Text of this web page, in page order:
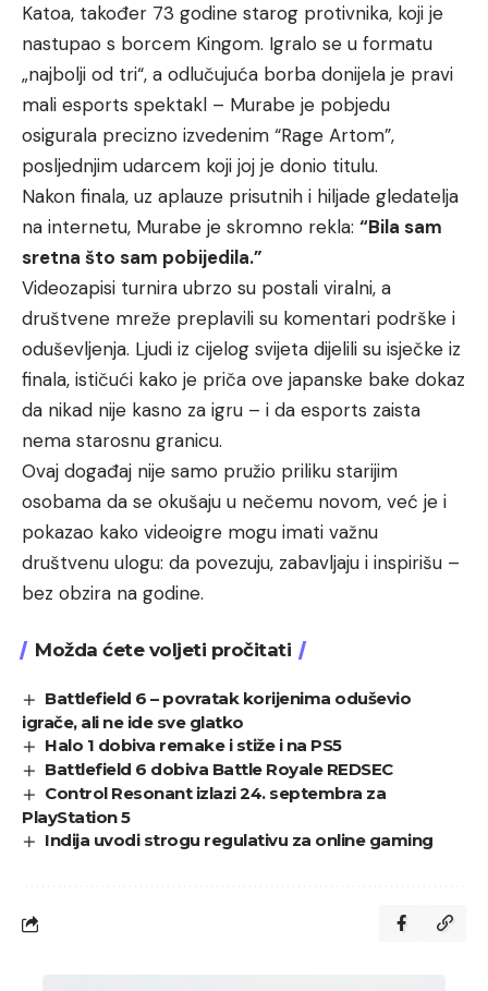
Katoa, također 73 godine starog protivnika, koji je
nastupao s borcem Kingom. Igralo se u formatu
„najbolji od tri“, a odlučujuća borba donijela je pravi
mali esports spektakl – Murabe je pobjedu
osigurala precizno izvedenim “Rage Artom”,
posljednjim udarcem koji joj je donio titulu.
Nakon finala, uz aplauze prisutnih i hiljade gledatelja
na internetu, Murabe je skromno rekla: “Bila sam
sretna što sam pobijedila.”
Videozapisi turnira ubrzo su postali viralni, a
društvene mreže preplavili su komentari podrške i
oduševljenja. Ljudi iz cijelog svijeta dijelili su isječke iz
finala, ističući kako je priča ove japanske bake dokaz
da nikad nije kasno za igru – i da esports zaista
nema starosnu granicu.
Ovaj događaj nije samo pružio priliku starijim
osobama da se okušaju u nečemu novom, već je i
pokazao kako videoigre mogu imati važnu
društvenu ulogu: da povezuju, zabavljaju i inspirišu –
bez obzira na godine.
Možda ćete voljeti pročitati
Battlefield 6 – povratak korijenima oduševio
igrače, ali ne ide sve glatko
Halo 1 dobiva remake i stiže i na PS5
Battlefield 6 dobiva Battle Royale REDSEC
Control Resonant izlazi 24. septembra za
PlayStation 5
Indija uvodi strogu regulativu za online gaming